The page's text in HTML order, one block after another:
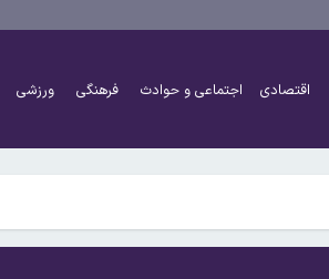
اقتصادی اجتماعی و حوادث فرهنگی ورزشی
کوبا
اجاره اعلام شد